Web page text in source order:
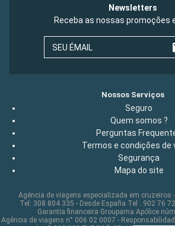
Newsletters
Receba as nossas promoções
SEU ÉMAIL
Nossos Serviços
Seguro
Quem somos ?
Perguntas
Termos e condições de
Segurança
Mapa do site
Agência de viagens especializada em cruzeiros -
Tel: 308 804 335 - Desde España Tel : 902 76
Garantia financeira Groupama Apólice
Agência de viagens n° 006 02 0007 -